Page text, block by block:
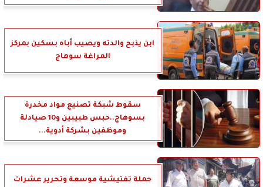
ابن يذبح والدته ويصيب أباه بسكين بمركز
المراغة سوهاج
سقوط شبكة تصنيع مواد مخدرة
بسوهاج..حبس طبيبين و10 صيادلة
وموظفين بشركة أدوية...
حملة تفتيشية موسعة وتحرير عشرات